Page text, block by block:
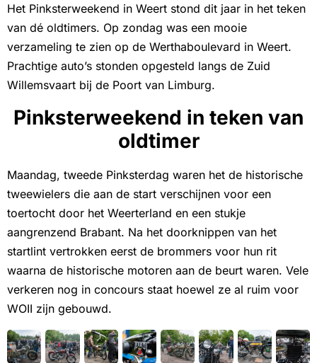
Het Pinksterweekend in Weert stond dit jaar in het teken
van dé oldtimers. Op zondag was een mooie
verzameling te zien op de Werthaboulevard in Weert.
Prachtige auto’s stonden opgesteld langs de Zuid
Willemsvaart bij de Poort van Limburg.
Pinksterweekend in teken van
oldtimer
Maandag, tweede Pinksterdag waren het de historische
tweewielers die aan de start verschijnen voor een
toertocht door het Weerterland en een stukje
aangrenzend Brabant. Na het doorknippen van het
startlint vertrokken eerst de brommers voor hun rit
waarna de historische motoren aan de beurt waren. Vele
verkeren nog in concours staat hoewel ze al ruim voor
WOII zijn gebouwd.